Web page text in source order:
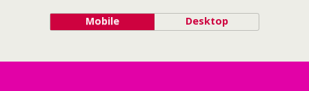
Mobile Desktop